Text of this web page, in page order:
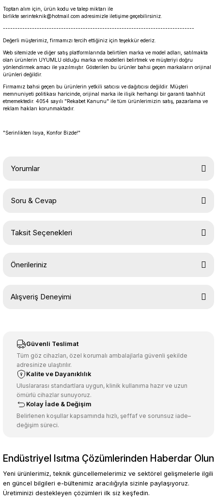
Toptan alım için, ürün kodu ve talep miktarı ile
birlikte serinteknik@hotmail.com adresimizle iletişime geçebilirsiniz.
-------------------------------------------------------------------------------
Değerli müşterimiz, firmamızı tercih ettiğiniz için teşekkür ederiz.
Web sitemizde ve diğer satış platformlarında belirtilen marka ve model adları, satılmakta
olan ürünlerin UYUMLU olduğu marka ve modelleri belirtmek ve müşteriyi doğru
yönlendirmek amacı ile yazılmıştır. Gösterilen bu ürünler bahsi geçen markaların orijinal
ürünleri değildir.
Firmamız bahsi geçen bu ürünlerin yetkili satıcısı ve dağıtıcısı değildir. Müşteri
memnuniyeti politikası haricinde, orijinal marka ile ilişik herhangi bir garanti taahhüt
etmemektedir. 4054 sayılı "Rekabet Kanunu" ile tüm ürünlerimizin satış, pazarlama ve
reklam hakları korunmaktadır.
"Serinlikten Isıya, Konfor Bizde!"
Yorumlar
Soru & Cevap
Taksit Seçenekleri
Önerileriniz
konularda yetersiz gördüğünüz noktaları öneri formunu kullanarak
Ürün resmi kalitesiz, bozuk veya görüntülenemiyor.
Ürün açıklamasında eksik bilgiler bulunuyor.
Ürün bilgilerinde hatalar bulunuyor.
Ürün fiyatı diğer sitelerden daha pahalı.
Bu ürüne benzer farklı alternatifler olmalı.
Gönder
Alışveriş Deneyimi
Güvenli Teslimat
Tüm göz cihazları, özel korumalı ambalajlarla güvenli şekilde
adresinize ulaştırılır.
Kalite ve Dayanıklılık
Uluslararası standartlara uygun, klinik kullanıma hazır ve uzun
ömürlü cihazlar sunuyoruz.
Kolay İade & Değişim
Belirlenen koşullar kapsamında hızlı, şeffaf ve sorunsuz iade–
değişim süreci.
Endüstriyel Isıtma Çözümlerinden Haberdar Olun
Yeni ürünlerimiz, teknik güncellemelerimiz ve sektörel gelişmelerle ilgili
en güncel bilgileri e-bültenimiz aracılığıyla sizinle paylaşıyoruz.
Üretiminizi destekleyen çözümleri ilk siz keşfedin.